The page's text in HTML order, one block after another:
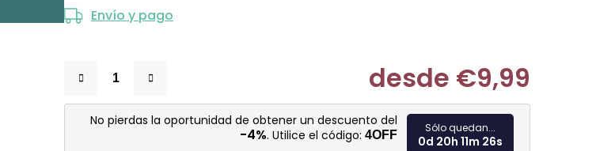
Envío y pago
desde €9,99
Medir
No pierdas la oportunidad de obtener un descuento del
-4%. Utilice el código: 4OFF
Sólo quedan...
0d 20h 11m 25s